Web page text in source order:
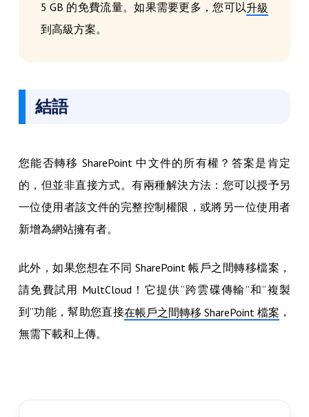
5 GB 的免費流量。如果需要更多，您可以升級
到高級方案。
結語
您能否轉移 SharePoint 中文件的所有權？答案是肯定
的，但並非直接方式。有兩種解決方法：您可以授予另
一位使用者該文件的完整控制權限，或將另一位使用者
新增為網站擁有者。
此外，如果您想在不同 SharePoint 帳戶之間轉移檔案，
請免費試用 MultCloud！它提供“跨雲碟傳輸”和“複製
到”功能，幫助您直接在帳戶之間轉移 SharePoint 檔案 ，
無需下載和上傳。